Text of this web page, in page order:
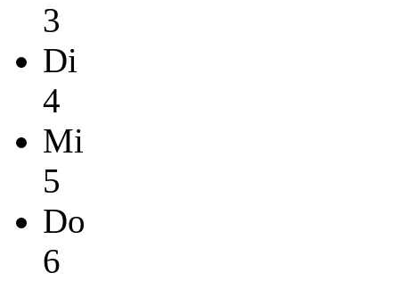
3
Di
4
Mi
5
Do
6